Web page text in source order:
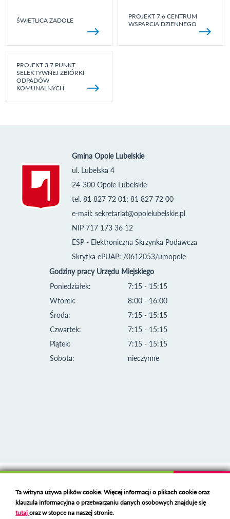
ŚWIETLICA ZADOLE
PROJEKT 7.6 CENTRUM
WSPARCIA DZIENNEGO
PROJEKT 3.7 PUNKT
SELEKTYWNEJ ZBIÓRKI
ODPADÓW
KOMUNALNYCH
Gmina Opole Lubelskie
ul. Lubelska 4
24-300 Opole Lubelskie
tel. 81 827 72 01; 81 827 72 00
e-mail: sekretariat@opolelubelskie.pl
NIP 717 173 36 12
ESP - Elektroniczna Skrzynka Podawcza
Skrytka ePUAP: /0612053/umopole
Godziny pracy Urzędu Miejskiego
Poniedziałek:
Wtorek:
Środa:
Czwartek:
Piątek:
Sobota:
7:15 - 15:15
8:00 - 16:00
7:15 - 15:15
7:15 - 15:15
7:15 - 15:15
nieczynne
Deklaracja dostępności
Polski serwer RBL
https://polspam.pl/
Ta witryna używa plików cookie. Więcej informacji o plikach cookie oraz
klauzula informacyjna o przetwarzaniu danych osobowych znajduje się
tutajoraz w stopce na naszej stronie.